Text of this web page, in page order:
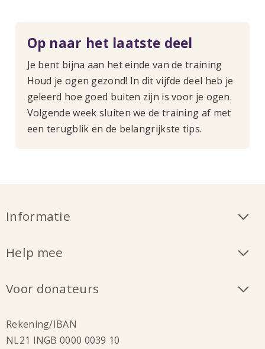
Op naar het laatste deel
Je bent bijna aan het einde van de training
Houd je ogen gezond! In dit vijfde deel heb je
geleerd hoe goed buiten zijn is voor je ogen.
Volgende week sluiten we de training af met
een terugblik en de belangrijkste tips.
Informatie
Help mee
Voor donateurs
Rekening/IBAN
NL21 INGB 0000 0039 10